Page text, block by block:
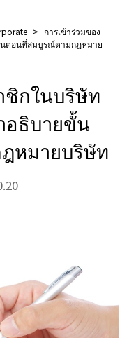
> การเข้าร่วมของ
ตอนที่สมบูรณ์ตามกฎหมาย
ชิกในบริษัท
ธิบายขั้น
หมายบริษัท